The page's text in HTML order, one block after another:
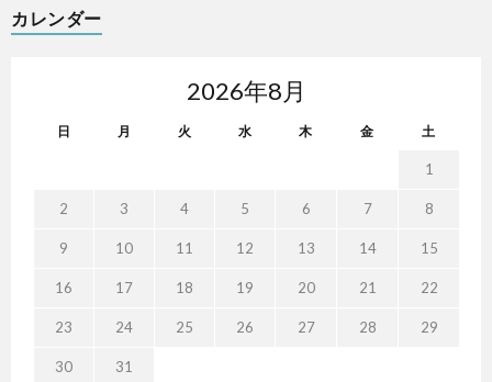
カレンダー
2026年8月
日 月 火 水 木 金 土
1
2 3 4 5 6 7 8
9 10 11 12 13 14 15
16 17 18 19 20 21 22
23 24 25 26 27 28 29
30 31